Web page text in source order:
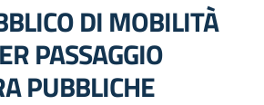
DI MOBILITÀ
PASSAGGIO
PUBBLICHE